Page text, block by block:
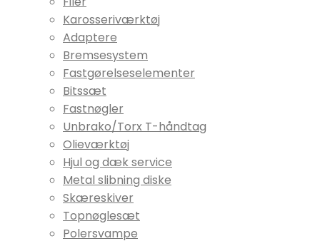
Karosseriværktøj
Adaptere
Bremsesystem
Fastgørelseselementer
Bitssæt
Fastnøgler
Unbrako/Torx T-håndtag
Olieværktøj
Hjul og dæk service
Metal slibning diske
Skæreskiver
Topnøglesæt
Polersvampe